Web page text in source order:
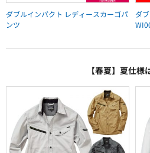
ダブルインパクト レディースカーゴパ
ンツ
ダ
【春夏】夏仕様